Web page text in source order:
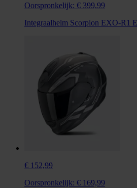
Oorspronkelijk: € 399,99
Integraalhelm Scorpion EXO-R1
€ 152,99
Oorspronkelijk: € 169,99